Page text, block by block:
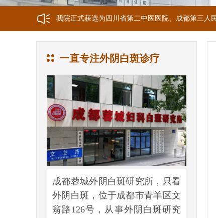
我院正式获选为四川省第二中医医院、成都第三人
我院位于成都市青羊区文翁路126号，联系电话：
一直专注外阴白斑诊疗
成都蓉城外阴白斑研究所，只看
外阴白斑，位于成都市青羊区文
翁路126号，从事外阴白斑研究